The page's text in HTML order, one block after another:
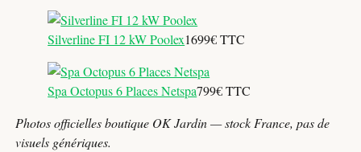
Silverline FI 12 kW Poolex1699€ TTC
Spa Octopus 6 Places Netspa799€ TTC
Photos officielles boutique OK Jardin — stock France, pas de
visuels génériques.